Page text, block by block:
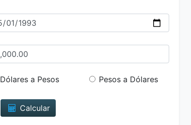
Dólares a Pesos Pesos a Dólares
Calcular